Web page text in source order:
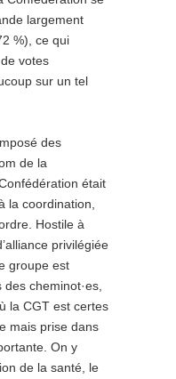
largement
%), ce qui
votes
sur un tel
des
de la
était
la coordination,
Hostile à
privilégiée
groupe est
cheminot·es,
la CGT est certes
mais prise dans
On y
de la santé, le